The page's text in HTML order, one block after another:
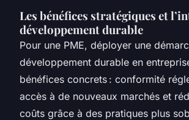
Les bénéfices stratégiques et
développement durable
Pour une PME, déployer une
développement durable en
bénéfices concrets : conformité
accès à de nouveaux marchés et
coûts grâce à des pratiques plus